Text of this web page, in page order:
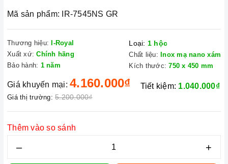
Mã sản phẩm: IR-7545NS GR
Thương hiệu:
I-Royal
Xuất xứ: Chính hãng
Bảo hành: 1 năm
Loại: 1 hộc
Chất liệu: Inox mạ nano xám
Kích thước: 750 x 450 mm
Giá khuyến mại: 4.160.000₫
Giá thị trường: 5.200.000₫
Tiết kiệm: 1.040.000₫
Thêm vào so sánh
– +